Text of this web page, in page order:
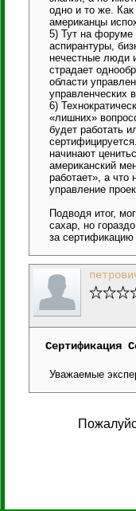
одно и то же.
американцы
5) Тут на форуме
аспирантуры,
нечестные люди
страдает
области
управленческих
6)
«лишних»
будет работать
начинают
американский
работает», а что
управление
Подводя итог,
сахар, но
за
Сертификация
Уважаемые